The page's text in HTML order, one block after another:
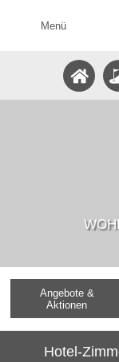
Menü
Angebote &
Aktionen
Hotel-